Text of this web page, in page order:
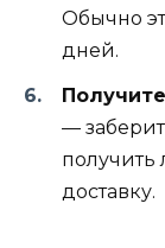
Обычно
дней.
—
получить
доставку.